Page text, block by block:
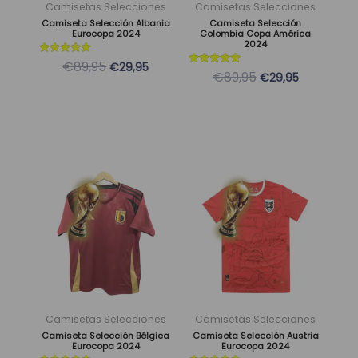
Camisetas Selecciones
Camiseta Selección Albania
Eurocopa 2024
Valorado
con
€89,95 €29,95
pueden
elegir
en
Camisetas Selecciones
Camiseta Selección
Colombia Copa América
2024
Valorado
con
€89,95 €29,95
pueden
elegir
la
Camisetas Selecciones
Camiseta Selección Bélgica
Eurocopa 2024
El
precio
original
era:
89,95 €.
actual
es:
producto
tiene
múltiples
variantes.
Las
opciones
pueden
elegir
Camisetas Selecciones
Camiseta Selección Austria
Eurocopa 2024
El
precio
original
89,95 €.
precio
actual
Este
producto
tiene
múltiples
variantes.
Las
opciones
pueden
elegir